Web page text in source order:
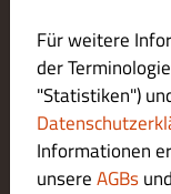
Cookie-Einstellungen
Kontaktiere uns
Datenschutzerklärung
Allgemeine
Impressum
LIEFERUNG
Für weitere
der
"Statistiken")
Informationen
unsereAGBs